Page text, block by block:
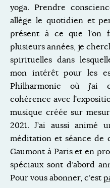
yoga. Prendre
allège le quotidien et
présent à ce que l’on
plusieurs années, je
spirituelles dans
mon intérêt pour les
Philharmonie où j’ai
cohérence avec
musique créée sur
2021. J’ai aussi animé
méditation et séance de
Gaumont à Paris et en
spéciaux sont d’abord
Pour vous abonner, c’est